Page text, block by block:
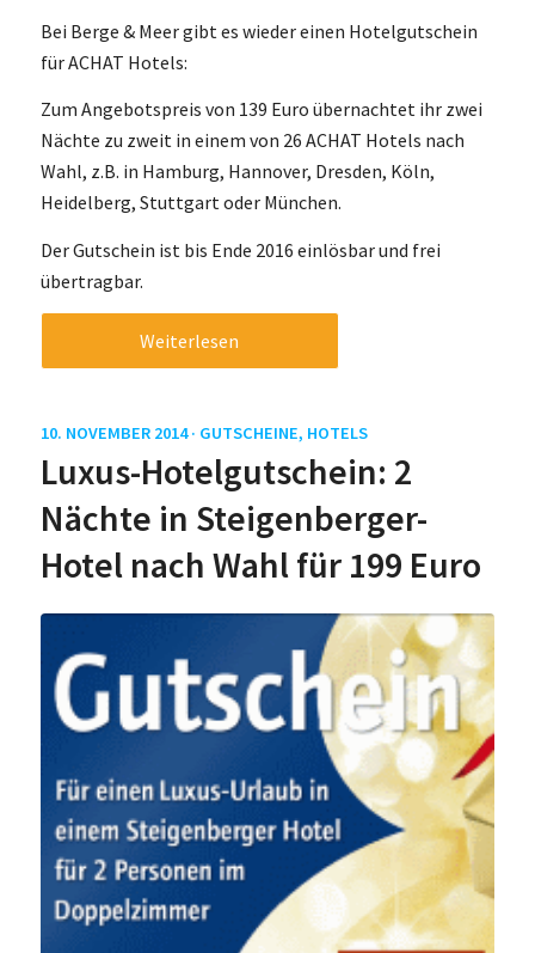
Bei Berge & Meer gibt es wieder einen Hotelgutschein
für ACHAT Hotels:
Zum Angebotspreis von 139 Euro übernachtet ihr zwei
Nächte zu zweit in einem von 26 ACHAT Hotels nach
Wahl, z.B. in Hamburg, Hannover, Dresden, Köln,
Heidelberg, Stuttgart oder München.
Der Gutschein ist bis Ende 2016 einlösbar und frei
übertragbar.
Weiterlesen
10. NOVEMBER 2014 · GUTSCHEINE, HOTELS
Luxus-Hotelgutschein: 2
Nächte in Steigenberger-
Hotel nach Wahl für 199 Euro